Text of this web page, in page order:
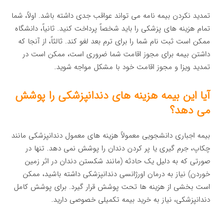
تمدید نکردن بیمه نامه می تواند عواقب جدی داشته باشد. اولاً، شما
تمام هزینه های پزشکی را باید شخصاً پرداخت کنید. ثانیاً، دانشگاه
ممکن است ثبت نام شما را برای ترم بعد لغو کند. ثالثاً، از آنجا که
داشتن بیمه برای مجوز اقامت شما ضروری است، ممکن است در
تمدید ویزا و مجوز اقامت خود با مشکل مواجه شوید.
آیا این بیمه هزینه های دندانپزشکی را پوشش
می دهد؟
بیمه اجباری دانشجویی معمولاً هزینه های معمول دندانپزشکی مانند
چکاپ، جرم گیری یا پر کردن دندان را پوشش نمی دهد. تنها در
صورتی که به دلیل یک حادثه (مانند شکستن دندان در اثر زمین
خوردن) نیاز به درمان اورژانسی دندانپزشکی داشته باشید، ممکن
است بخشی از هزینه ها تحت پوشش قرار گیرد. برای پوشش کامل
دندانپزشکی، نیاز به خرید بیمه تکمیلی خصوصی دارید.